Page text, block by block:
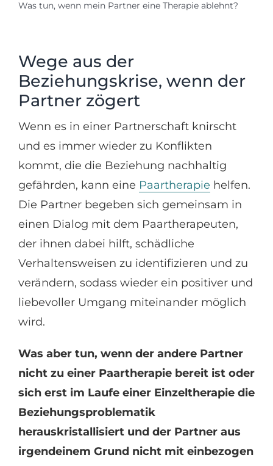
Was tun, wenn mein Partner eine Therapie ablehnt?
Wege aus der
Beziehungskrise, wenn der
Partner zögert
Wenn es in einer Partnerschaft knirscht
und es immer wieder zu Konflikten
kommt, die die Beziehung nachhaltig
gefährden, kann eine Paartherapie helfen.
Die Partner begeben sich gemeinsam in
einen Dialog mit dem Paartherapeuten,
der ihnen dabei hilft, schädliche
Verhaltensweisen zu identifizieren und zu
verändern, sodass wieder ein positiver und
liebevoller Umgang miteinander möglich
wird.
Was aber tun, wenn der andere Partner
nicht zu einer Paartherapie bereit ist oder
sich erst im Laufe einer Einzeltherapie die
Beziehungsproblematik
herauskristallisiert und der Partner aus
irgendeinem Grund nicht mit einbezogen